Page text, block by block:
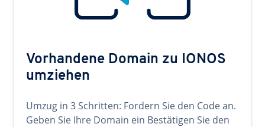
Vorhandene Domain zu IONOS
umziehen
Umzug in 3 Schritten: Fordern Sie den Code an.
Geben Sie Ihre Domain ein Bestätigen Sie den